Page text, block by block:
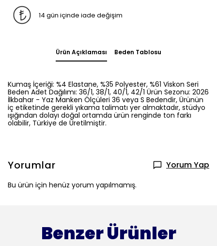
14 gün içinde iade değişim
Ürün Açıklaması Beden Tablosu
Kumaş İçeriği: %4 Elastane, %35 Polyester, %61 Viskon Seri
Beden Adet Dağılımı: 36/1, 38/1, 40/1, 42/1 Ürün Sezonu: 2026
İlkbahar - Yaz Manken Ölçüleri 36 veya S Bedendir, Ürünün
iç etiketinde gerekli yıkama talimatı yer almaktadır, stüdyo
ışığından dolayı doğal ortamda ürün renginde ton farkı
olabilir, Türkiye de Üretilmiştir.
Yorumlar Yorum Yap
Bu ürün için henüz yorum yapılmamış.
Benzer Ürünler